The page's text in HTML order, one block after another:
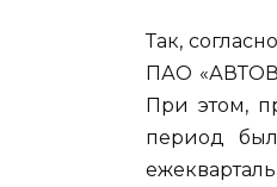
Так,
ПАО
При этом,
период